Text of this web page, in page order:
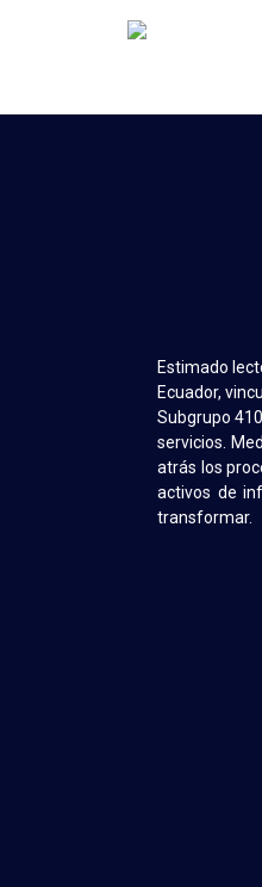
Estimado
Ecuador,
Subgrupo
servicios.
atrás los
activos de
transformar.